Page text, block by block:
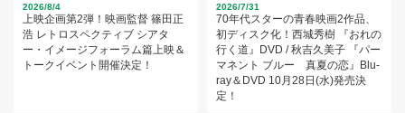
2026/8/4
上映企画第2弾！映画監督 篠田正
浩 レトロスペクティブ シアタ
ー・イメージフォーラム篇上映＆
トークイベント開催決定！
2026/7/31
70年代スターの青春映画2作品、
初ディスク化！西城秀樹 『おれの
行く道』DVD / 秋吉久美子 『パー
マネント ブルー 真夏の恋』Blu-
ray＆DVD 10月28日(水)発売決
定！